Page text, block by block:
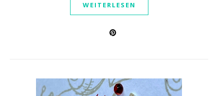
WEITERLESEN